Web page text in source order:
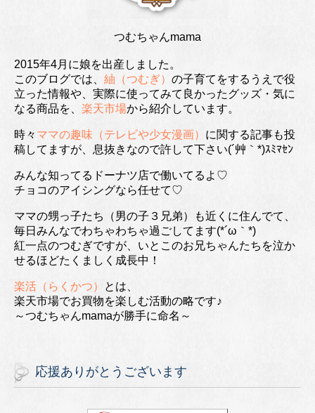
つむちゃんmama
2015年4月に娘を出産しました。
このブログでは、 紬（つむぎ） の子育てをするうえで役
立った情報や、実際に使ってみて良かったグッズ・気に
なる商品を、 楽天市場から紹介しています。
時々 ママの趣味（テレビや少女漫画） に関する記事も投
稿してますが、息抜きなので許して下さい(´艸｀*)ｽﾐﾏｾﾝ
みんな知ってるドーナツ店で働いてるよ♡
チョコのアイシングなら任せて♡
ママの甥っ子たち（男の子３兄弟）も近くに住んでて、
毎日みんなでわちゃわちゃ過ごしてます(*´ω｀*)
紅一点のつむぎですが、いとこのお兄ちゃんたちを泣か
せるほどたくましく成長中！
楽活（らくかつ）
とは、
楽天市場でお買物を楽しむ活動の略です♪
～つむちゃんmamaが勝手に命名～
応援ありがとうございます